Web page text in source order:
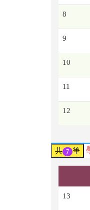
8
9
10
11
12
共 7 筆
13